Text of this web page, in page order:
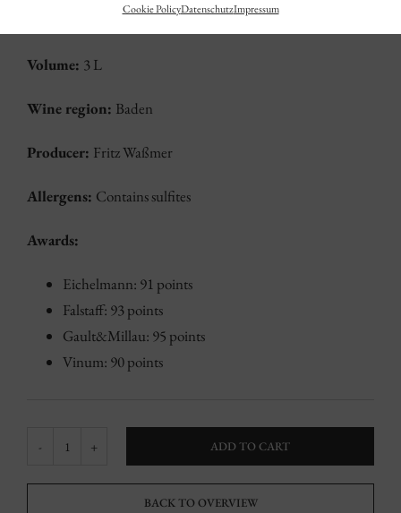
Cookie PolicyDatenschutzImpressum
Serving temperature:16-18°C
Volume: 3 L
Wine region: Baden
Producer: Fritz Waßmer
Allergens: Contains sulfites
Awards:
Eichelmann: 91 points
Falstaff: 93 points
Gault&Millau: 95 points
Vinum: 90 points
Sommerhalde
Bombech
ADD TO CART
BACK TO OVERVIEW